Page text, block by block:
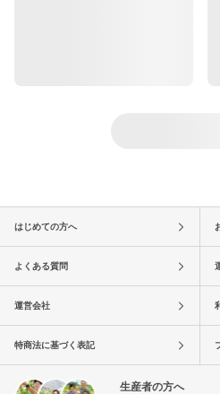
はじめての方へ
よくある質問
運営会社
特商法に基づく表記
生産者の方へ